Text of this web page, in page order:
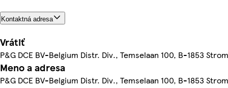
Kontaktná adresa
Vrátiť
P&G DCE BV-Belgium Distr. Div., Temselaan 100, B-1853
Meno a adresa
P&G DCE BV-Belgium Distr. Div., Temselaan 100, B-1853